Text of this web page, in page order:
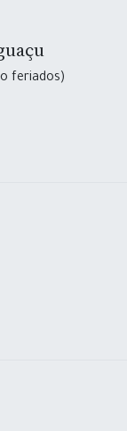
feriados)